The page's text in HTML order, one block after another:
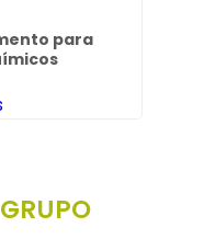
para
GRUPO